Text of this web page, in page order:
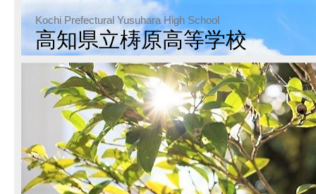
Kochi Prefectural Yusuhara High School
高知県立梼原高等学校